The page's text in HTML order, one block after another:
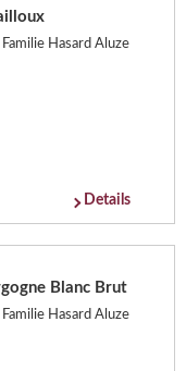
Hasard Aluze
Details
Blanc Brut
Hasard Aluze